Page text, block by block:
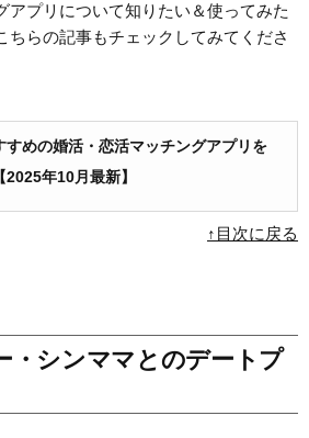
アプリについて知りたい＆使ってみた
ちらの記事もチェックしてみてくださ
すめの婚活・恋活マッチングアプリを
年10月最新】
↑目次に戻る
・シンママとのデートプ